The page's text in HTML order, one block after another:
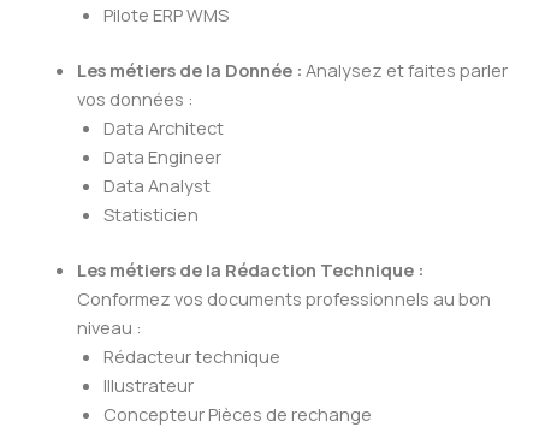
Pilote ERP WMS
Les métiers de la Donnée : Analysez et faites parler
vos données :
Data Architect
Data Engineer
Data Analyst
Statisticien
Les métiers de la Rédaction Technique :
Conformez vos documents professionnels au bon
niveau :
Rédacteur technique
Illustrateur
Concepteur Pièces de rechange